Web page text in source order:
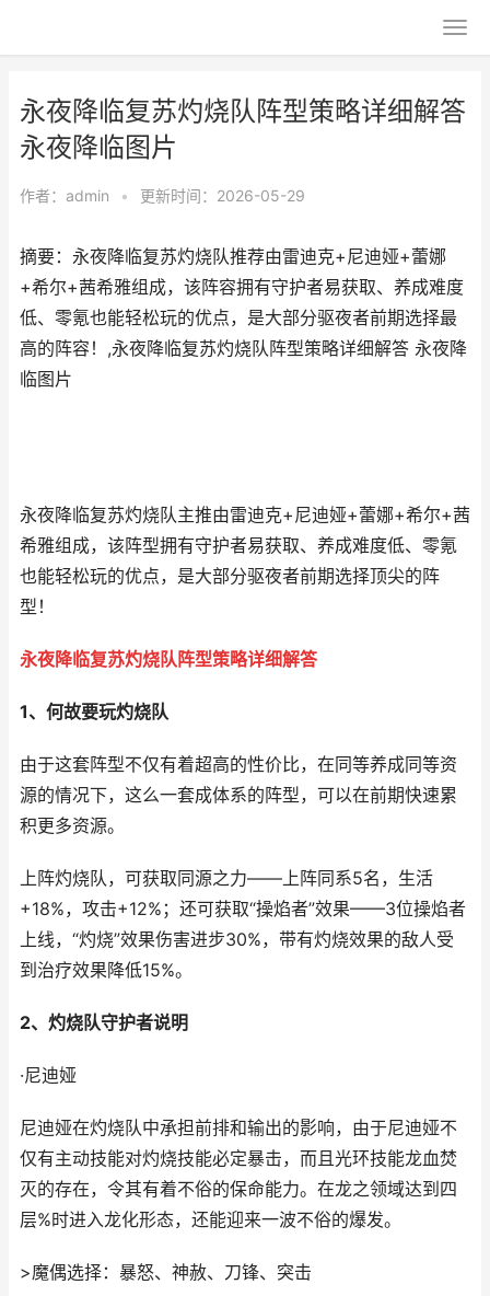
永夜降临复苏灼烧队阵型策略详细解答
永夜降临图片
作者： admin • 更新时间：2026-05-29
摘要：永夜降临复苏灼烧队推荐由雷迪克+尼迪娅+蕾娜
+希尔+茜希雅组成，该阵容拥有守护者易获取、养成难度
低、零氪也能轻松玩的优点，是大部分驱夜者前期选择最
高的阵容！,永夜降临复苏灼烧队阵型策略详细解答 永夜降
临图片
永夜降临复苏灼烧队主推由雷迪克+尼迪娅+蕾娜+希尔+茜
希雅组成，该阵型拥有守护者易获取、养成难度低、零氪
也能轻松玩的优点，是大部分驱夜者前期选择顶尖的阵
型！
永夜降临复苏灼烧队阵型策略详细解答
1、何故要玩灼烧队
由于这套阵型不仅有着超高的性价比，在同等养成同等资
源的情况下，这么一套成体系的阵型，可以在前期快速累
积更多资源。
上阵灼烧队，可获取同源之力——上阵同系5名，生活
+18%，攻击+12%；还可获取“操焰者”效果——3位操焰者
上线，“灼烧”效果伤害进步30%，带有灼烧效果的敌人受
到治疗效果降低15%。
2、灼烧队守护者说明
·尼迪娅
尼迪娅在灼烧队中承担前排和输出的影响，由于尼迪娅不
仅有主动技能对灼烧技能必定暴击，而且光环技能龙血焚
灭的存在，令其有着不俗的保命能力。在龙之领域达到四
层%时进入龙化形态，还能迎来一波不俗的爆发。
>魔偶选择：暴怒、神赦、刀锋、突击